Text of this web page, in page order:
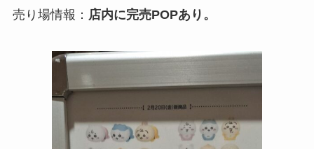
売り場情報： 店内に完売POPあり。